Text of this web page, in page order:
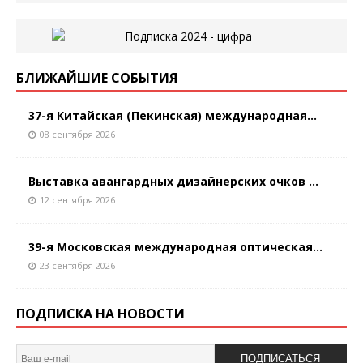
БЛИЖАЙШИЕ СОБЫТИЯ
37-я Китайская (Пекинская) международная...
08 сентября 2026
Выставка авангардных дизайнерских очков ...
12 сентября 2026
39-я Московская международная оптическая...
23 сентября 2026
ПОДПИСКА НА НОВОСТИ
ПОДПИСАТЬСЯ